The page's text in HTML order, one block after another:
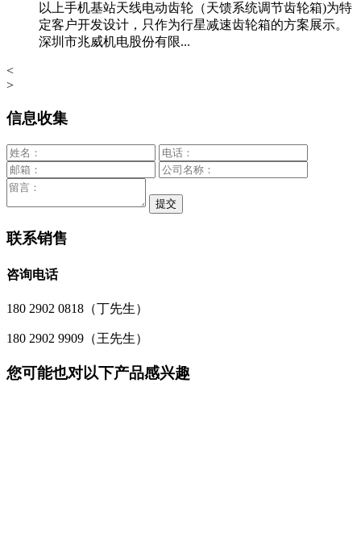
以上手机基站天线电动齿轮（天馈系统调节齿轮箱)为特
定客户开发设计，只作为行星减速齿轮箱的方案展示。
深圳市兆威机电股份有限...
<
>
信息收集
联系销售
咨询电话
180 2902 0818（丁先生）
180 2902 9909（王先生）
您可能也对以下产品感兴趣